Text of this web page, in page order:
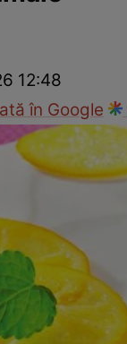
12:48
în Google